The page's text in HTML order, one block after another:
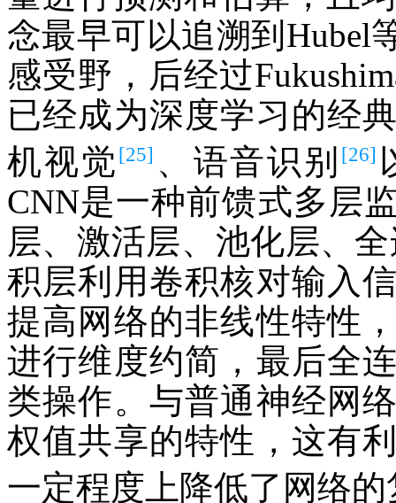
念最早可以追溯到Hubel
感受野，后经过
已经成为深度学习的经
机视觉[25] 、语音识别 [26]
CNN是一种前馈式多层
层、激活层、池化层、
积层利用卷积核对输入
提高网络的非线性特性
进行维度约简，最后全
类操作。与普通神经网
权值共享的特性，这有
一定程度上降低了网络